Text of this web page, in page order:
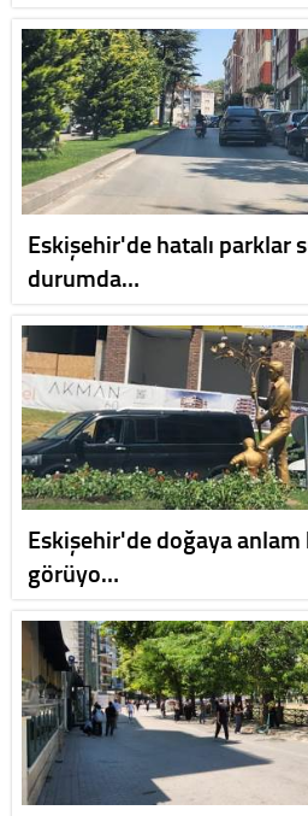
Eskişehir'de hatalı parklar
durumda…
Eskişehir'de doğaya
görüyo…